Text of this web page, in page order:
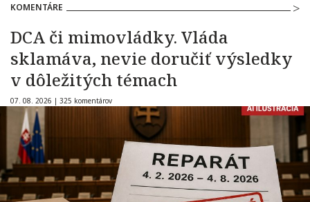
KOMENTÁRE
DCA či mimovládky. Vláda
sklamáva, nevie doručiť výsledky
v dôležitých témach
07. 08. 2026 | 325 komentárov